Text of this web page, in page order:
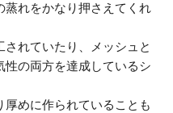
蒸れをかなり押さえてくれ
れていたり、メッシュと
の両方を達成しているシ
めに作られていることも